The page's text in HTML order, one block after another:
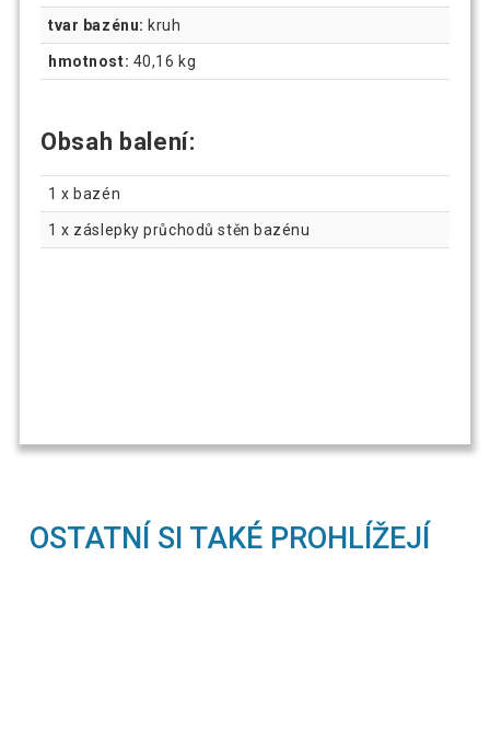
tvar bazénu: kruh
hmotnost: 40,16 kg
Obsah balení:
1 x bazén
1 x záslepky průchodů stěn bazénu
OSTATNÍ SI TAKÉ PROHLÍŽEJÍ